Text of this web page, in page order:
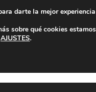
darte la mejor
sobre qué cookies
AJUSTES.